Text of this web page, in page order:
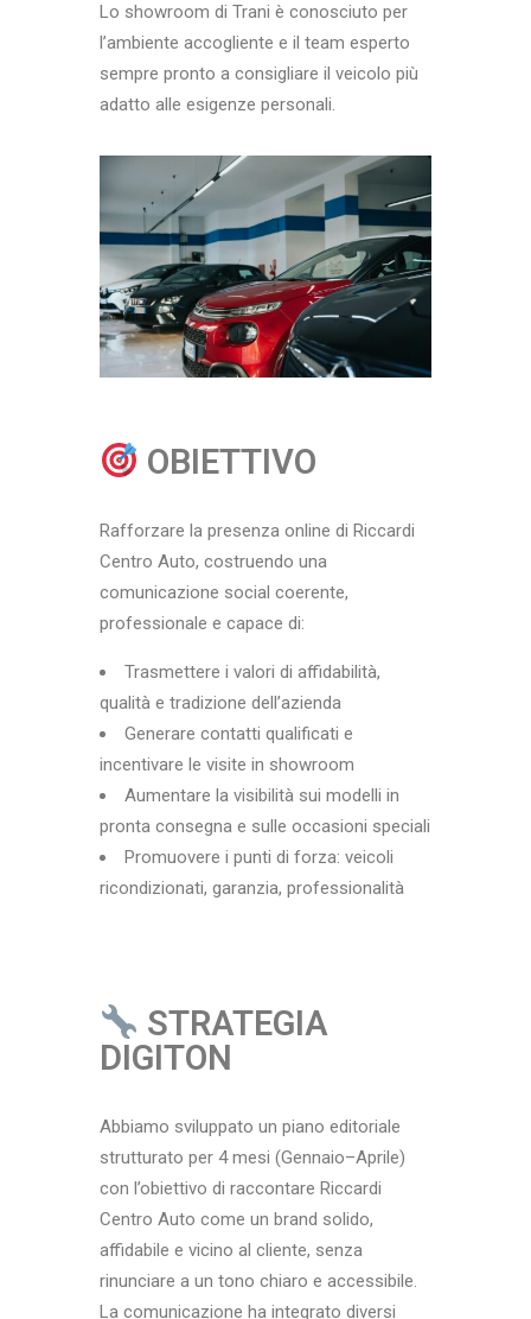
Lo showroom di Trani è conosciuto per
l’ambiente accogliente e il team esperto
sempre pronto a consigliare il veicolo più
adatto alle esigenze personali.
OBIETTIVO
Rafforzare la presenza online di Riccardi
Centro Auto, costruendo una
comunicazione social coerente,
professionale e capace di:
Trasmettere i valori di affidabilità,
qualità e tradizione dell’azienda
Generare contatti qualificati e
incentivare le visite in showroom
Aumentare la visibilità sui modelli in
pronta consegna e sulle occasioni speciali
Promuovere i punti di forza: veicoli
ricondizionati, garanzia, professionalità
STRATEGIA
DIGITON
Abbiamo sviluppato un piano editoriale
strutturato per 4 mesi (Gennaio–Aprile)
con l’obiettivo di raccontare Riccardi
Centro Auto come un brand solido,
affidabile e vicino al cliente, senza
rinunciare a un tono chiaro e accessibile.
La comunicazione ha integrato diversi